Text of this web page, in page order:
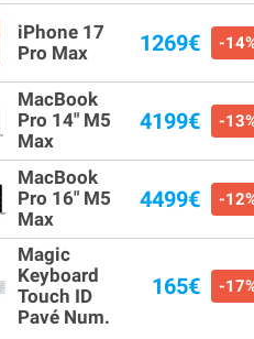
iPhone 17
Pro Max
1269€ -
MacBook
Pro 14" M5
Max
4199€ -
MacBook
Pro 16" M5
Max
4499€ -
Magic
Keyboard
Touch ID
Pavé Num.
165€ -